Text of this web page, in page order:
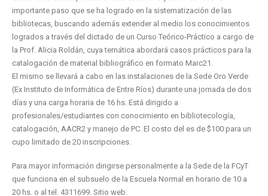
importante paso que se ha logrado en la sistematización de las
bibliotecas, buscando además extender al medio los conocimientos
logrados a través del dictado de un Curso Teórico-Práctico a cargo de
la Prof. Alicia Roldán, cuya temática abordará casos prácticos para la
catalogación de material bibliográfico en formato Marc21.
El mismo se llevará a cabo en las instalaciones de la Sede Oro Verde
(Ex Instituto de Informática de Entre Ríos) durante una jornada de dos
días y una carga horaria de 16 hs. Está dirigido a
profesionales/estudiantes con conocimiento en bibliotecología,
catalogación, AACR2 y manejo de PC. El costo del es de $100 para un
cupo limitado de 20 inscripciones.
Para mayor información dirigirse personalmente a la Sede de la FCyT
que funciona en el subsuelo de la Escuela Normal en horario de 10 a
20 hs. o al tel. 4311699. Sitio web: